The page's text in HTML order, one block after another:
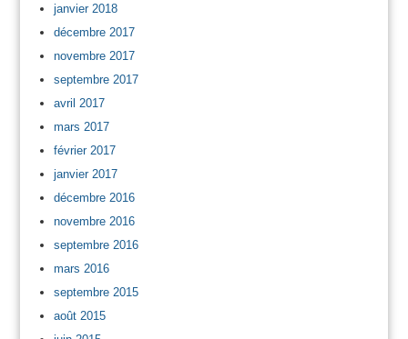
janvier 2018
décembre 2017
novembre 2017
septembre 2017
avril 2017
mars 2017
février 2017
janvier 2017
décembre 2016
novembre 2016
septembre 2016
mars 2016
septembre 2015
août 2015